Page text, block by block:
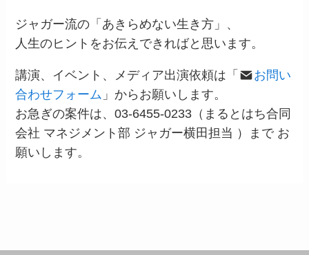
ジャガー流の「あきらめない生き方」、
人生のヒントをお伝えできればと思います。
講演、イベント、メディア出演依頼は「
お問い
合わせフォーム 」からお願いします。
お急ぎの案件は、03-6455-0233（まるとはち合同
会社 マネジメント部 ジャガー横田担当 ）まで お
願いします。